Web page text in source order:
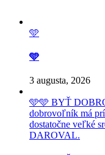
🩵
🩵
3 augusta, 2026
🩵🩵 BYŤ
dobrovoľník má
dostatočne veľké
DAROVAL.